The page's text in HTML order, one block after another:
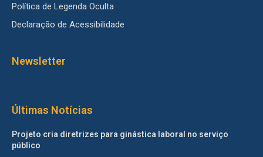
Política de Legenda Oculta
Declaração de Acessibilidade
Newsletter
Últimas Notícias
Projeto cria diretrizes para ginástica laboral no serviço
público